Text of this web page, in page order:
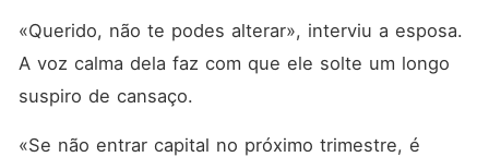
«Querido, não te podes alterar», interviu a esposa.
A voz calma dela faz com que ele solte um longo
suspiro de cansaço.
«Se não entrar capital no próximo trimestre, é